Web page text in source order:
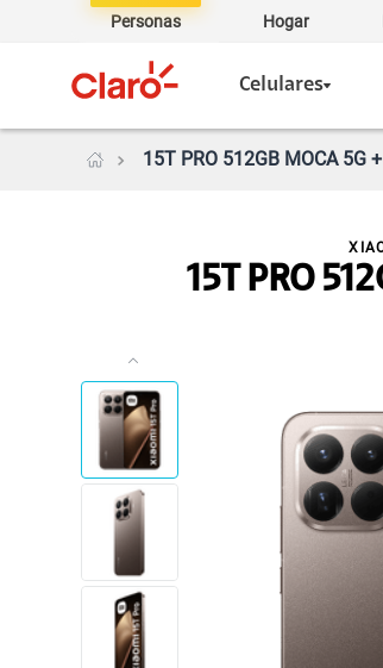
Personas Hogar
Celulares
15T PRO 512GB MOCA 5G
15T PRO